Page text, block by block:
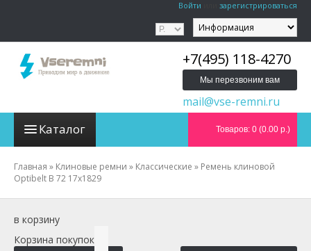
Войти зарегистрироваться
+7(495) 118-4270
Мы перезвоним вам
mail@vse-remni.ru
Каталог Товаров: 0 (0.00 р.)
Главная » Клиновые ремни » Классические » Ремень клиновой
Optibelt B 72 17x1829
в корзину
Корзина покупок